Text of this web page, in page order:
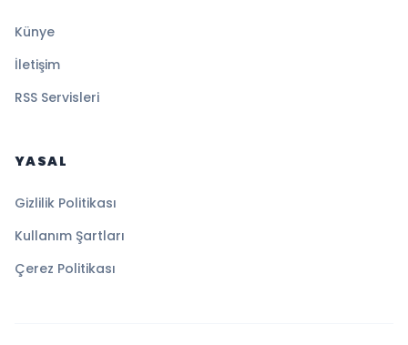
Künye
İletişim
RSS Servisleri
YASAL
Gizlilik Politikası
Kullanım Şartları
Çerez Politikası